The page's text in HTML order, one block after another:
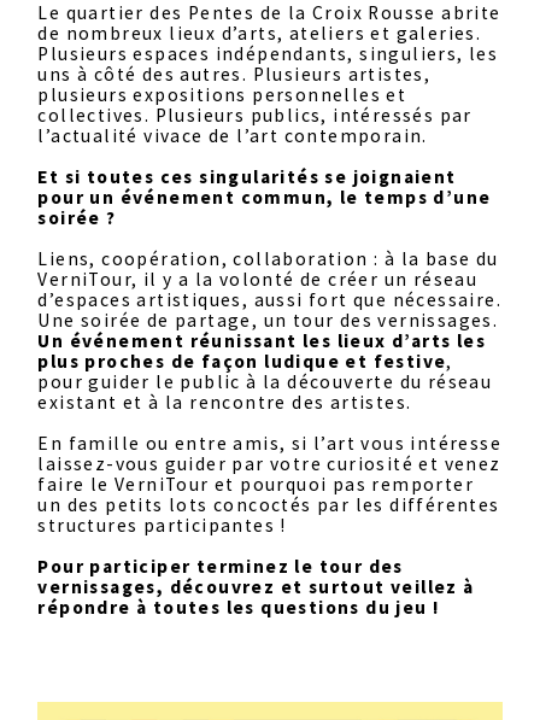
Le quartier des Pentes de la Croix Rousse abrite
de nombreux lieux d’arts, ateliers et galeries.
Plusieurs espaces indépendants, singuliers, les
uns à côté des autres. Plusieurs artistes,
plusieurs expositions personnelles et
collectives. Plusieurs publics, intéressés par
l’actualité vivace de l’art contemporain.
Et si toutes ces singularités se joignaient
pour un événement commun, le temps d’une
soirée ?
Liens, coopération, collaboration : à la base du
VerniTour, il y a la volonté de créer un réseau
d’espaces artistiques, aussi fort que nécessaire.
Une soirée de partage, un tour des vernissages.
Un événement réunissant les lieux d’arts les
plus proches de façon ludique et festive,
pour guider le public à la découverte du réseau
existant et à la rencontre des artistes.
En famille ou entre amis, si l’art vous intéresse
laissez-vous guider par votre curiosité et venez
faire le VerniTour et pourquoi pas remporter
un des petits lots concoctés par les différentes
structures participantes !
Pour participer terminez le tour des
vernissages, découvrez et surtout veillez à
répondre à toutes les questions du jeu !